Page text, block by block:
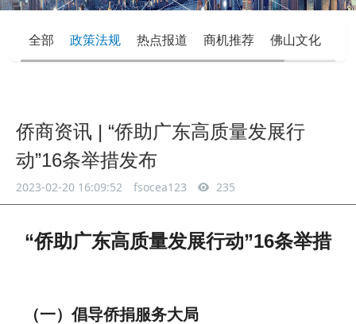
全部 政策法规 热点报道 商机推荐 佛山文化
侨商资讯 | “侨助广东高质量发展行
动”16条举措发布
2023-02-20 16:09:52 fsocea123 235
“侨助广东高质量发展行动”16条举措
（一）倡导侨捐服务大局